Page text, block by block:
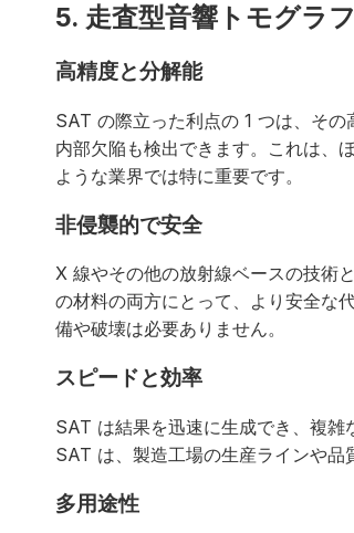
5. 走査型音響トモグラ
高精度と分解能
SAT の際立った利点の 1 つは、そ
内部欠陥も検出できます。これは、
ような業界では特に重要です。
非侵襲的で安全
X 線やその他の放射線ベースの技術
の材料の両方にとって、より安全な
備や破壊は必要ありません。
スピードと効率
SAT は結果を迅速に生成でき、複雑
SAT は、製造工場の生産ラインや品
多用途性